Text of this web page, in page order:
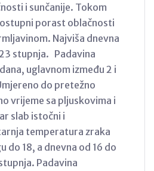
i sunčanije. Tokom
porast oblačnosti
Najviša dnevna
stupnja. Padavina
uglavnom između 2 i
do pretežno
vrijeme sa pljuskovima i
slab istočni i
temperatura zraka
do 18, a dnevna od 16 do
Padavina